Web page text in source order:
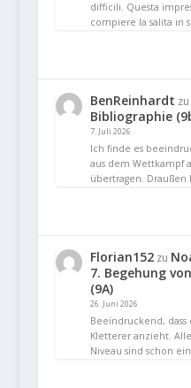
difficili. Questa
compiere la salita in
BenReinhardt zu
Bibliographie
7. Juli 2026
Ich finde es
aus dem Wettkampf
übertragen.
Florian152zu
7. Begehung
(9A)
26. Juni 2026
Beeindruckend,
Kletterer anzieht.
Niveau sind schon